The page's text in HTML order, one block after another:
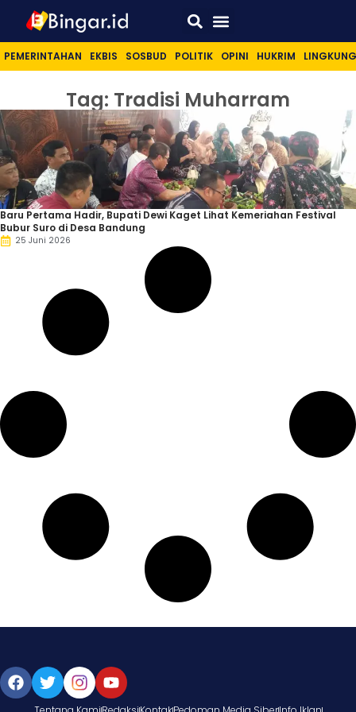
PEMERINTAHAN EKBIS SOSBUD POLITIK OPINI HUKRIM
Tag: Tradisi Muharram
Baru Pertama Hadir, Bupati Dewi Kaget Lihat Kemeriahan Festival
Bubur Suro di Desa Bandung
25 Juni 2026